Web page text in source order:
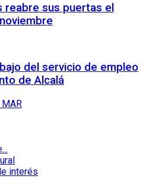
reabre sus puertas el
del servicio de empleo
de Alcalá
interés